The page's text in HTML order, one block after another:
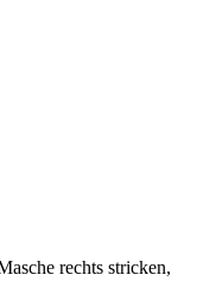
rechts stricken,